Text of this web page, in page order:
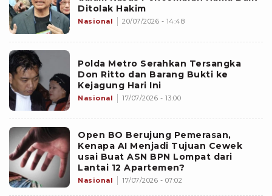
Ditolak Hakim
Nasional 20/07/2026 - 14:48
Polda Metro Serahkan Tersangka
Don Ritto dan Barang Bukti ke
Kejagung Hari Ini
Nasional 17/07/2026 - 13:00
Open BO Berujung Pemerasan,
Kenapa AI Menjadi Tujuan Cewek
usai Buat ASN BPN Lompat dari
Lantai 12 Apartemen?
Nasional 17/07/2026 - 07:02